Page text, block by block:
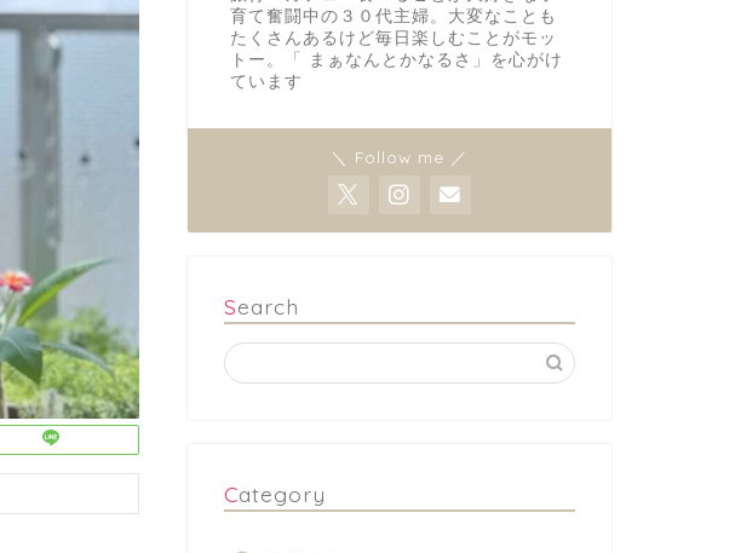
育て奮闘中の３０代主婦。大変なことも
たくさんあるけど毎日楽しむことがモッ
トー。「 まぁなんとかなるさ」を心がけ
ています
＼ Follow me ／
Search
Category